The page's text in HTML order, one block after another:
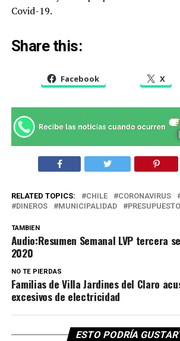
Covid-19.
Share this:
Facebook X
RELATED TOPICS: CHILE CORONAVIRUS
DINEROS
MUNICIPALIDAD PRESUPUESTO
TAMBIEN
Audio:Resumen Semanal LVP tercera
2020
NO TE PIERDAS
Familias de Villa Jardines del Claro
excesivos de electricidad
ESTO PODRÍA